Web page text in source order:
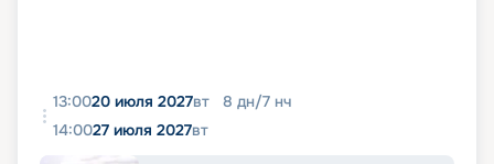
13:0020 июля 2027вт 8 дн/7 нч
14:0027 июля 2027вт